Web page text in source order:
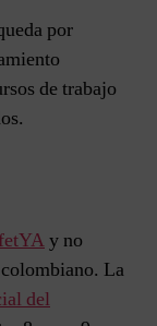
por
de trabajo
y no
La
del